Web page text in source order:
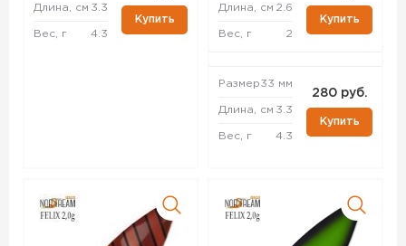
Длина, см 3.3
Вес, г 4.3
Купить
Длина, см 2.6
Вес, г 2
Купить
Размер33 мм
Длина, см 3.3
Вес, г 4.3
280 руб.
Купить